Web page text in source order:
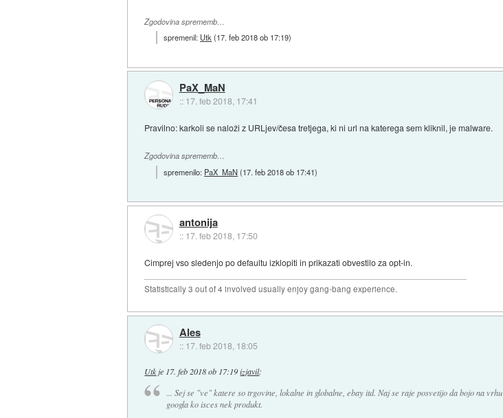
Zgodovina sprememb…
spremenil: Utk (17. feb 2018 ob 17:19)
PaX_MaN
:: 17. feb 2018, 17:41
Pravilno: karkoli se naloži z URLjev/česa tretjega, ki ni url na katerega sem kliknil, je malware.
Zgodovina sprememb…
spremenilo: PaX_MaN(17. feb 2018 ob 17:41)
antonija
:: 17. feb 2018, 17:50
Cimprej vso sledenjo po defaultu izklopiti in prikazati obvestilo za opt-in.
Statistically 3 out of 4 involved usually enjoy gang-bang experience.
Ales
:: 17. feb 2018, 18:05
Utkje 17. feb 2018 ob 17:19 izjavil:
... Sej se "ve" katere so trgovine, lokalne in globalne, ebay itd. Naj se raje posvetijo da bojo na vrhu
googla ko isces nek produkt.